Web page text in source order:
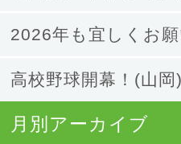
2026年も宜しくお願
高校野球開幕！(山岡)
月別アーカイブ